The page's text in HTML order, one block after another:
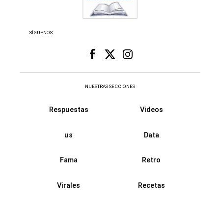
SÍGUENOS
NUESTRAS SECCIONES
Respuestas Videos
us Data
Fama Retro
Virales Recetas